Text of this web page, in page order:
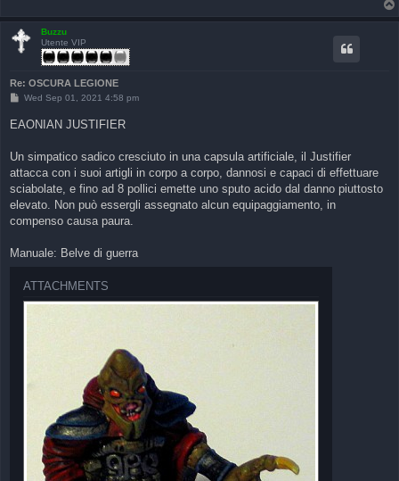
Buzzu
Utente VIP
Re: OSCURA LEGIONE
P
s
t
Wed Sep 01, 2021 4:58 pm
EAONIAN JUSTIFIER
Un simpatico sadico cresciuto in una capsula artificiale, il Justifier
attacca con i suoi artigli in corpo a corpo, dannosi e capaci di effettuare
sciabolate, e fino ad 8 pollici emette uno sputo acido dal danno piuttosto
elevato. Non può essergli assegnato alcun equipaggiamento, in
compenso causa paura.
Manuale: Belve di guerra
ATTACHMENTS